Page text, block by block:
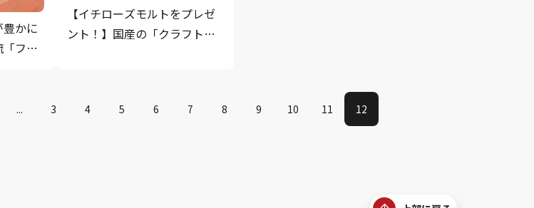
かに
フィ
【イチローズモルトをプレゼ
ント！】国産の「クラフトウ
... 3 4 5 6 7 8 9 10 11 12